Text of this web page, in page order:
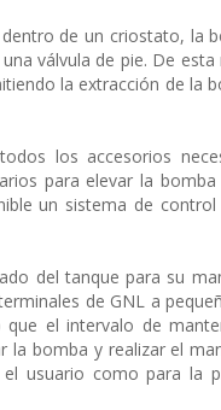
de un criostato, la
válvula de pie. De esta
la extracción de la
los accesorios
para elevar la
un sistema de control
del tanque para su
de GNL a
el intervalo de
bomba y realizar el
usuario como para la